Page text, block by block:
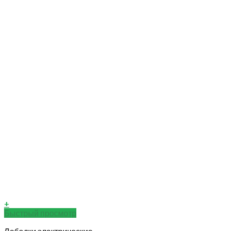
+
Быстрый просмотр